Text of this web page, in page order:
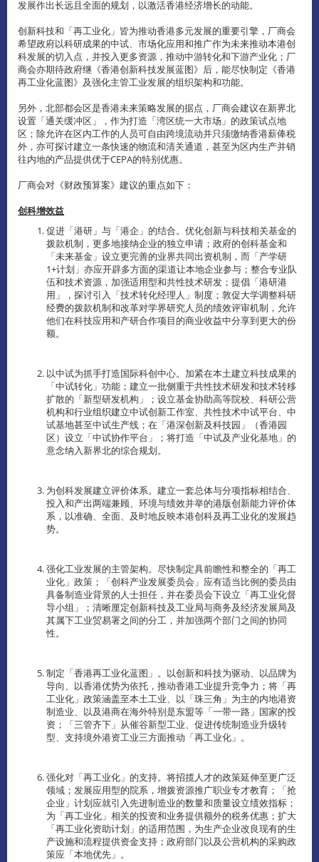
发展作出长远且全面的规划，以激活香港经济增长的动能。
创新科技和「再工业化」皆为推动香港多元发展的重要引擎，厂商会
希望政府以科研成果的中试、市场化应用和推广作为未来推动本港创
科发展的切入点，并投入更多资源，推动中游转化和下游产业化；厂
商会亦期待政府继《香港创新科技发展蓝图》后，能尽快制定《香港
再工业化蓝图》及强化主管工业发展的组织架构和功能。
另外，北部都会区是香港未来策略发展的据点，厂商会建议在新界北
设置「通关缓冲区」，作为打造「湾区统一大市场」的政策试点地
区；除允许在区内工作的人员可自由跨境流动并只须缴纳香港薪俸税
外，亦可探讨建立一条快速的物流和清关通道，甚至为区内生产并销
往内地的产品提供优于CEPA的特别优惠。
厂商会对《财政预算案》建议的重点如下：
创科增效益
促进「港研」与「港企」的结合。优化创新与科技相关基金的
拨款机制，更多地接纳企业的独立申请；政府的创科基金和
「未来基金」设立更完善的业界共同出资机制，而「产学研
1+计划」亦应开辟多方面的渠道让本地企业参与；整合专业队
伍和技术资源，加强适用型和共性技术研发；提倡「港研港
用」，探讨引入「技术转化经理人」制度；敦促大学调整科研
经费的拨款机制和改革对学界研究人员的绩效评审机制，允许
他们在科技应用和产研合作项目的商业收益中分享到更大的份
额。
以中试为抓手打造国际科创中心。加紧在本土建立科技成果的
「中试转化」功能；建立一批侧重于共性技术研发和技术转移
扩散的「新型研发机构」；设立基金协助高等院校、科研公营
机构和行业组织建立中试创新工作室、共性技术中试平台、中
试基地甚至中试生产线；在「港深创新及科技园」（香港园
区）设立「中试协作平台」；将打造「中试及产业化基地」的
意念纳入新界北的综合规划。
为创科发展建立评价体系。建立一套总体与分项指标相结合、
投入和产出两端兼顾、环境与绩效并举的港版创新能力评价体
系，以准确、全面、及时地反映本港创科及再工业化的发展趋
势。
强化工业发展的主管架构。尽快制定具前瞻性和整全的「再工
业化」政策；「创科产业发展委员会」应有适当比例的委员由
具备制造业背景的人士担任，并在委员会下设立「再工业化督
导小组」；清晰厘定创新科技及工业局与商务及经济发展局及
其属下工业贸易署之间的分工，并加强两个部门之间的协同
性。
制定「香港再工业化蓝图」。以创新和科技为驱动、以品牌为
导向、以香港优势为依托，推动香港工业提升竞争力；将「再
工业化」政策涵盖至本土工业、以「珠三角」为主的内地港资
制造业、以及港商在海外特别是东盟等「一带一路」国家的投
资；「三管齐下」从催谷新型工业、促进传统制造业升级转
型、支持境外港资工业三方面推动「再工业化」。
强化对「再工业化」的支持。将招揽人才的政策延伸至更广泛
领域；发展应用型的院系，增拨资源推广职业专才教育；「抢
企业」计划应就引入先进制造业的数量和质量设立绩效指标；
为「再工业化」相关的投资和业务提供额外的税务优惠；扩大
「再工业化资助计划」的适用范围，为生产企业改良现有的生
产设施和流程提供资金支持；政府部门以及公营机构的采购政
策应「本地优先」。